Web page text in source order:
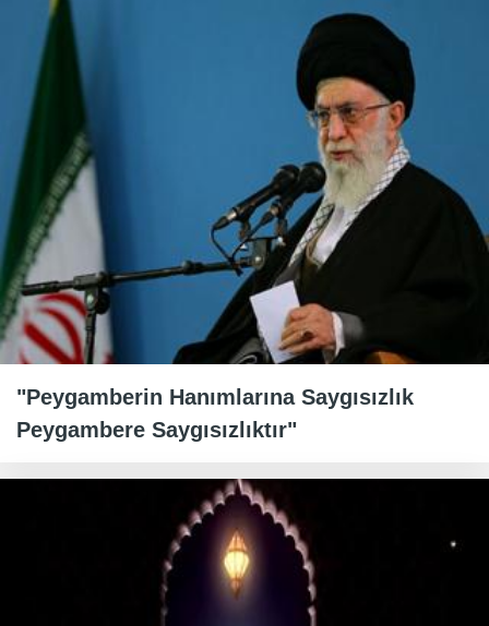
"Peygamberin Hanımlarına Saygısızlık
Peygambere Saygısızlıktır"